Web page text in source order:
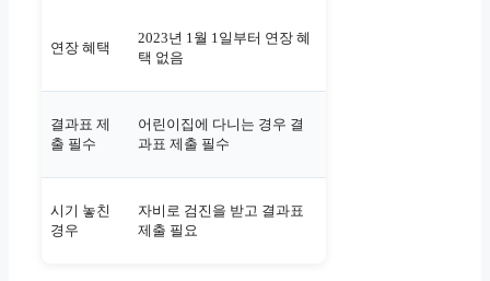
연장 혜택
2023년 1월 1일부터 연장 혜
택 없음
결과표 제
출 필수
어린이집에 다니는 경우 결
과표 제출 필수
시기 놓친
경우
자비로 검진을 받고 결과표
제출 필요